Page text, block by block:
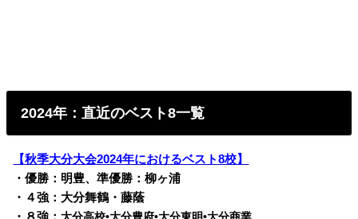
2024年：直近のベスト8一覧
【秋季大分大会2024年におけるベスト8校】
・優勝：明豊、準優勝：柳ヶ浦
・４強：大分舞鶴・藤蔭
・８強：大分高校•大分豊府•大分東明•大分商業